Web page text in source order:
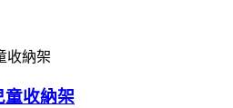
童收納架